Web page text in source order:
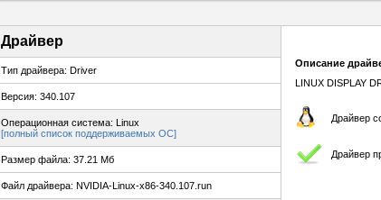
Драйвер
Тип драйвера: Driver
Версия: 340.107
Операционная система: Linux
[полный список поддерживаемых ОС]
Размер файла: 37.21 Мб
Файл драйвера: NVIDIA-Linux-x86-340.107.run
Описание
LINUX DISPLAY
Драйвер
Драйвер